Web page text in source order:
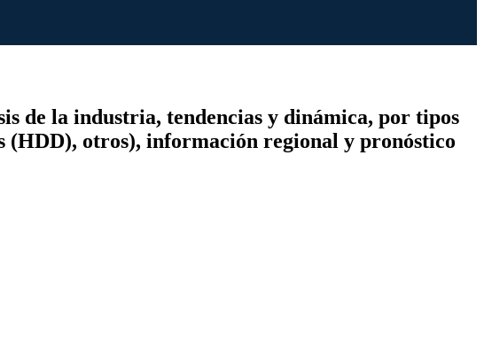
de la industria, tendencias y dinámica, por tipos
(HDD), otros), información regional y pronóstico